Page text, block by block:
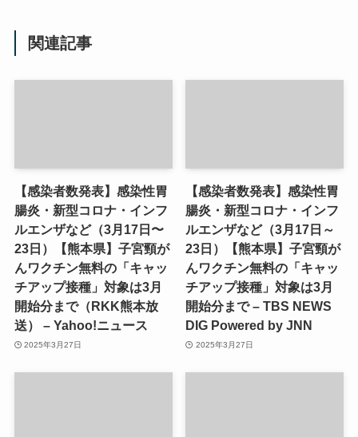
関連記事
【感染者数発表】感染性胃
腸炎・新型コロナ・インフ
ルエンザなど（3月17日〜
23日）【熊本県】子宮頸が
んワクチン無料の「キャッ
チアップ接種」対象は3月
開始分まで（RKK熊本放
送） – Yahoo!ニュース
2025年3月27日
【感染者数発表】感染性胃
腸炎・新型コロナ・インフ
ルエンザなど（3月17日～
23日）【熊本県】子宮頸が
んワクチン無料の「キャッ
チアップ接種」対象は3月
開始分まで – TBS NEWS
DIG Powered by JNN
2025年3月27日